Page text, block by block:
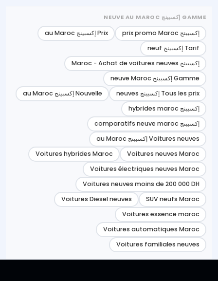
GAMME إكسبينج NEUVE AU MAROC
إكسبينج prix promo Maroc
Prix إكسبينج au Maroc
Tarif إكسبينج neuf
إكسبينج Maroc - Achat de voitures neuves
Gamme إكسبينج neuve Maroc
Tous les prix إكسبينج neuves
Nouvelle إكسبينج au Maroc
إكسبينج hybrides maroc
إكسبينج comparatifs neuve maroc
Voitures neuves إكسبينج au Maroc
Voitures neuves Maroc
Voitures hybrides Maroc
Voitures électriques neuves Maroc
Voitures neuves moins de 200 000 DH
SUV neufs Maroc
Voitures Diesel neuves
Voitures essence maroc
Voitures automatiques Maroc
Voitures familiales neuves